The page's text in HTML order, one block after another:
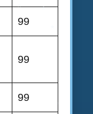
99
99
99